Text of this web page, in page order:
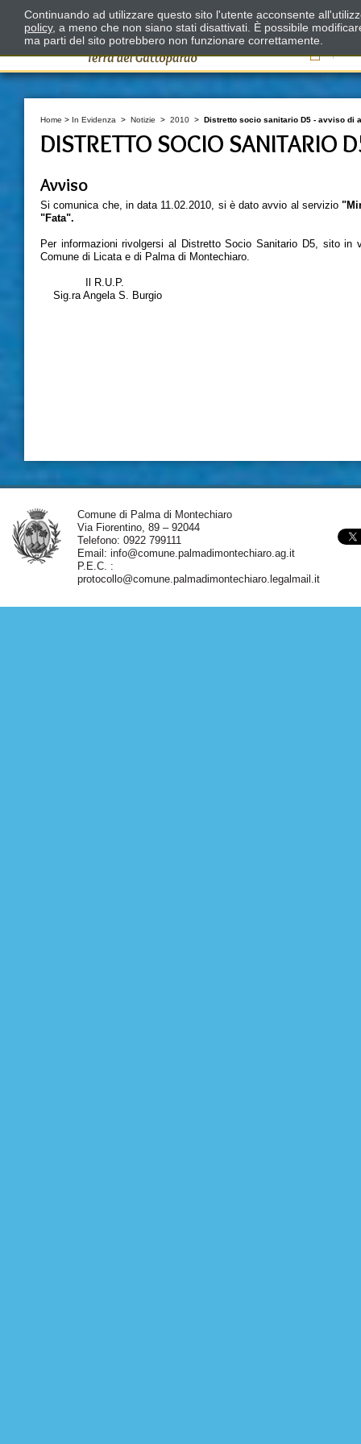
Il
Home > In Evidenza > Notizie > 2010 > Distretto socio sanitario D5 - avviso di
DISTRETTO SOCIO SANITARIO
Avviso
Si comunica che, in data 11.02.2010, si è dato avvio al servizio
"Fata".
Per informazioni rivolgersi al Distretto Socio Sanitario D5, sito
Comune di Licata e di Palma di Montechiaro.
Il R.U.P. Il Presidente
Sig.ra Angela S. Burgio
Comune di Palma di Montechiaro
Via Fiorentino, 89 – 92044
Telefono: 0922 799111
Email: info@comune.palmadimontechiaro.ag.it
P.E.C. :
protocollo@comune.palmadimontechiaro.legalmail.it
Continuando ad utilizzare questo sito l'utente acconsente
policy, a meno che non siano stati disattivati. È possibile
ma parti del sito potrebbero non funzionare correttamente.